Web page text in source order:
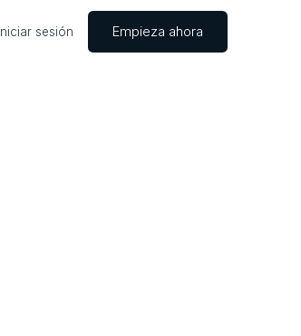
Iniciar sesión Empieza ahora